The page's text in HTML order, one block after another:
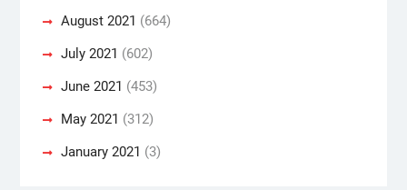
August 2021 (664)
July 2021 (602)
June 2021 (453)
May 2021 (312)
January 2021 (3)